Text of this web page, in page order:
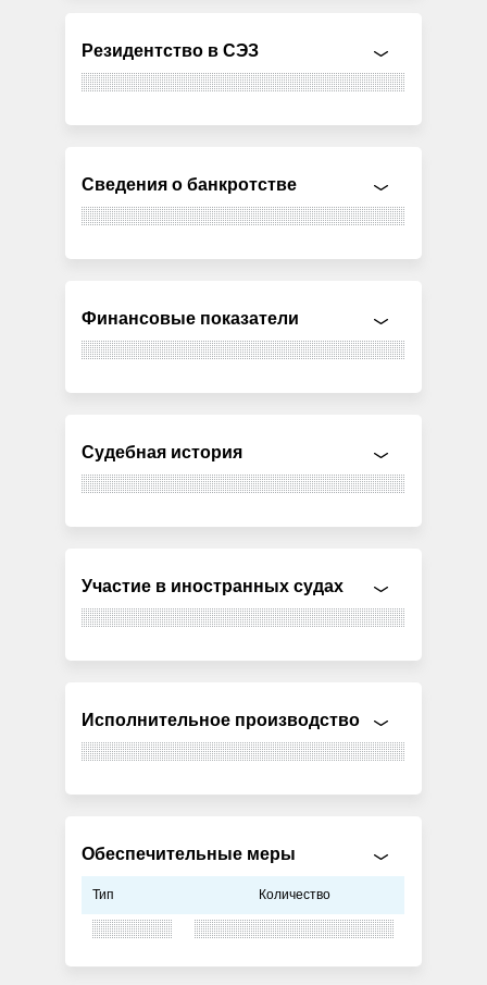
Резидентство в СЭЗ
Сведения о банкротстве
Финансовые показатели
Судебная история
Участие в иностранных судах
Исполнительное производство
Обеспечительные меры
Тип Количество